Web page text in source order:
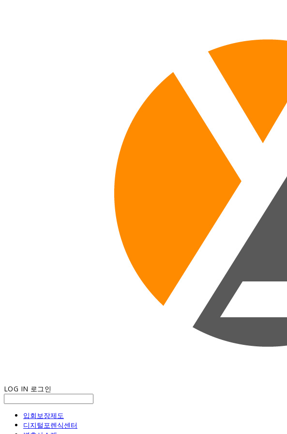
LOG IN 로그인
입회보장제도
디지털포렌식센터